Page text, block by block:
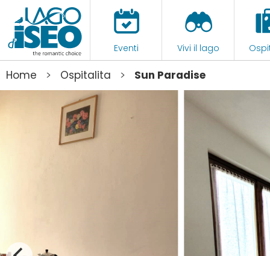
Eventi Vivi il lago
Home > Ospitalita > Sun Paradise